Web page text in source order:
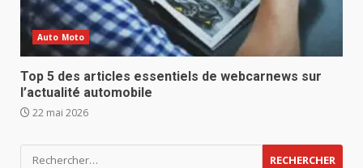
Auto Moto
Top 5 des articles essentiels de webcarnews sur
l’actualité automobile
22 mai 2026
Rechercher :